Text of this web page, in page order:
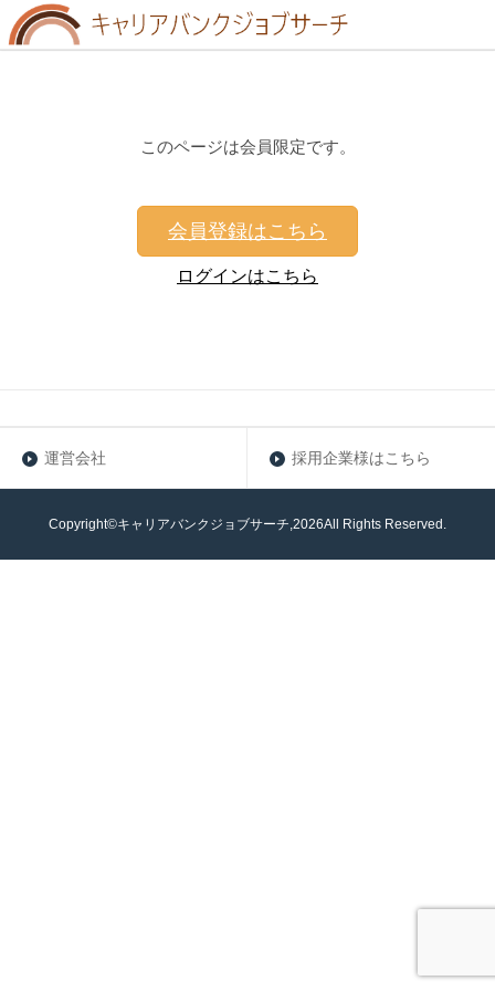
このページは会員限定です。
会員登録はこちら
ログインはこちら
運営会社 採用企業様はこちら
Copyright©キャリアバンクジョブサーチ,2026All Rights Reserved.